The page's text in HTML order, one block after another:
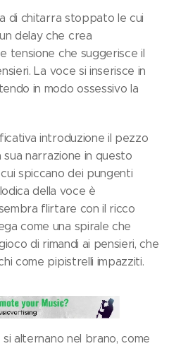
di chitarra stoppato le cui
delay che crea
tensione che suggerisce il
La voce si inserisce in
in modo ossessivo la
introduzione il pezzo
sua narrazione in questo
spiccano dei pungenti
della voce è
flirtare con il ricco
come una spirale che
di rimandi ai pensieri, che
come pipistrelli impazziti.
alternano nel brano, come